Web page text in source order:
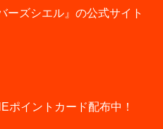
ーズシエル』の公式サイト
ポイントカード配布中！